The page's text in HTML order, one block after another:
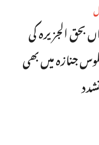
بحق الجزیرہ کی
جنازہ میں بھی